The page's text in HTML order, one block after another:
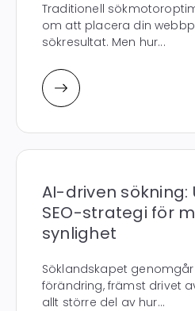
Traditionell
om att placera din
sökresultat. Men hur...
AI-driven
SEO-strategi för
synlighet
Söklandskapet
förändring, främst drivet
allt större del av hur...